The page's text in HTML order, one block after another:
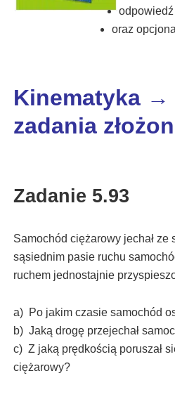
odpowiedź
oraz
Kinematyka →
zadania
Zadanie 5.93
Samochód ciężarowy jechał ze
sąsiednim pasie ruchu
ruchem jednostajnie
a) Po jakim czasie samochód
b) Jaką drogę przejechał
c) Z jaką prędkością poruszał
ciężarowy?